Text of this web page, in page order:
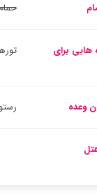
هایی برای
وعده